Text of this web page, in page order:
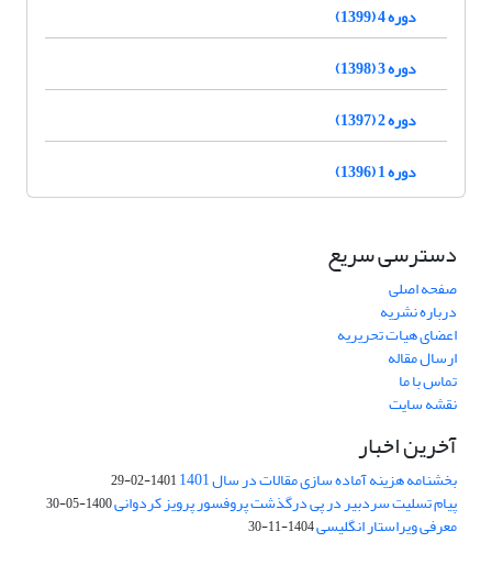
دوره 4 (1399)
دوره 3 (1398)
دوره 2 (1397)
دوره 1 (1396)
دسترسی سریع
صفحه اصلی
درباره نشریه
اعضای هیات تحریریه
ارسال مقاله
تماس با ما
نقشه سایت
آخرین اخبار
بخشنامه هزینه آماده سازی مقالات در سال 1401 1401-02-29
پیام تسلیت سردبیر در پی درگذشت پروفسور پرویز کردوانی1400-05-30
معرفی ویراستار انگلیسی1404-11-30